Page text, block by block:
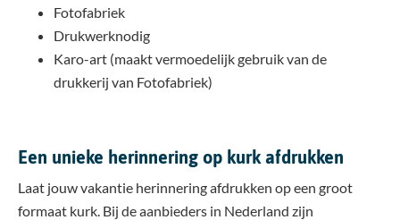
Fotofabriek
Drukwerknodig
Karo-art (maakt vermoedelijk gebruik van de
drukkerij van Fotofabriek)
Een unieke herinnering op kurk afdrukken
Laat jouw vakantie herinnering afdrukken op een groot
formaat kurk. Bij de aanbieders in Nederland zijn